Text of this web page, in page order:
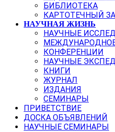
БИБЛИОТЕКА
КАРТОТЕЧНЫЙ
НАУЧНАЯ ЖИЗНЬ
НАУЧНЫЕ
КОНФЕРЕНЦИИ
НАУЧНЫЕ
КНИГИ
ЖУРНАЛ
ИЗДАНИЯ
СЕМИНАРЫ
ПРИВЕТСТВИЕ
ДОСКА ОБЪЯВЛЕНИЙ
НАУЧНЫЕ СЕМИНАРЫ